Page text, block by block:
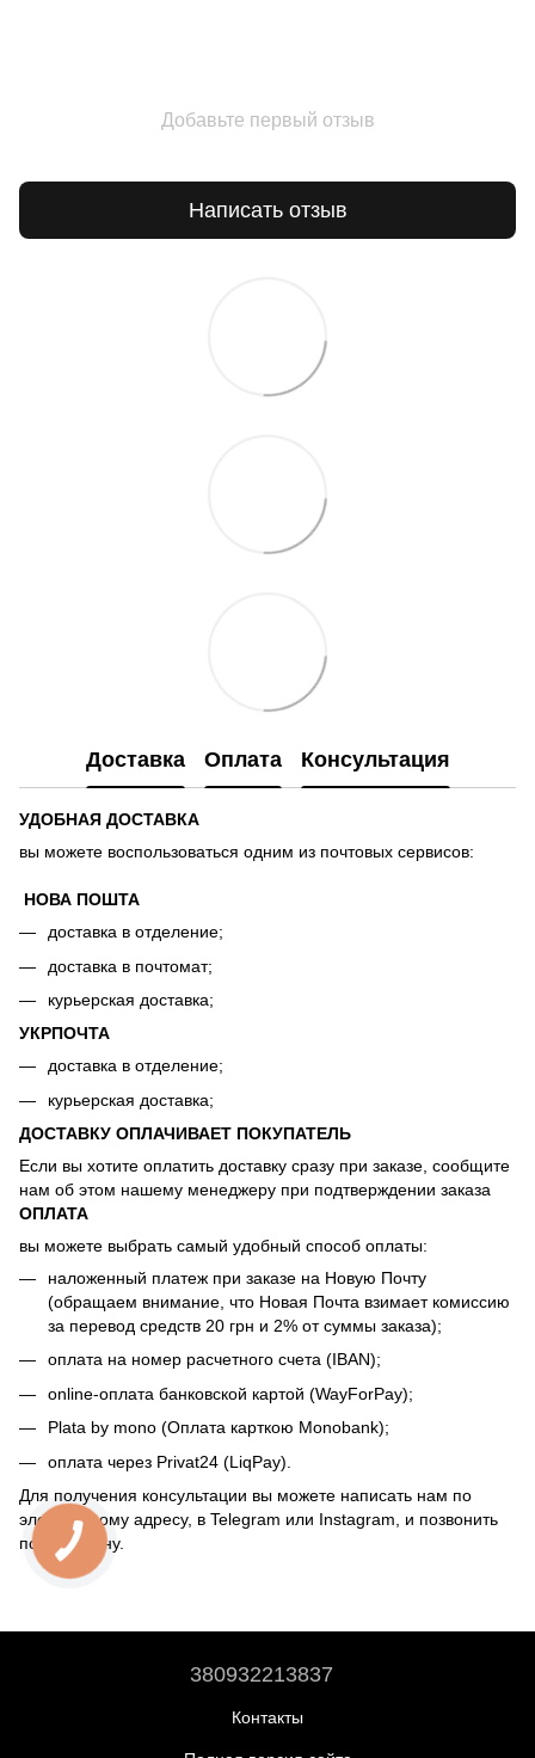
Добавьте первый отзыв
Написать отзыв
Доставка Оплата Консультация
УДОБНАЯ ДОСТАВКА
вы можете воспользоваться одним из почтовых сервисов:
НОВА ПОШТА
доставка в отделение;
доставка в почтомат;
курьерская доставка;
УКРПОЧТА
доставка в отделение;
курьерская доставка;
ДОСТАВКУ ОПЛАЧИВАЕТ ПОКУПАТЕЛЬ
Если вы хотите оплатить доставку сразу при заказе, сообщите
нам об этом нашему менеджеру при подтверждении заказа
ОПЛАТА
вы можете выбрать самый удобный способ оплаты:
наложенный платеж при заказе на Новую Почту
(обращаем внимание, что Новая Почта взимает комиссию
за перевод средств 20 грн и 2% от суммы заказа);
оплата на номер расчетного счета (IBAN);
online-оплата банковской картой (WayForPay);
Plata by mono (Оплата карткою Monobank);
оплата через Privat24 (LiqPay).
Для получения консультации вы можете написать нам по
электронному адресу, в Telegram или Instagram, и позвонить
по телефону.
380932213837
Контакты